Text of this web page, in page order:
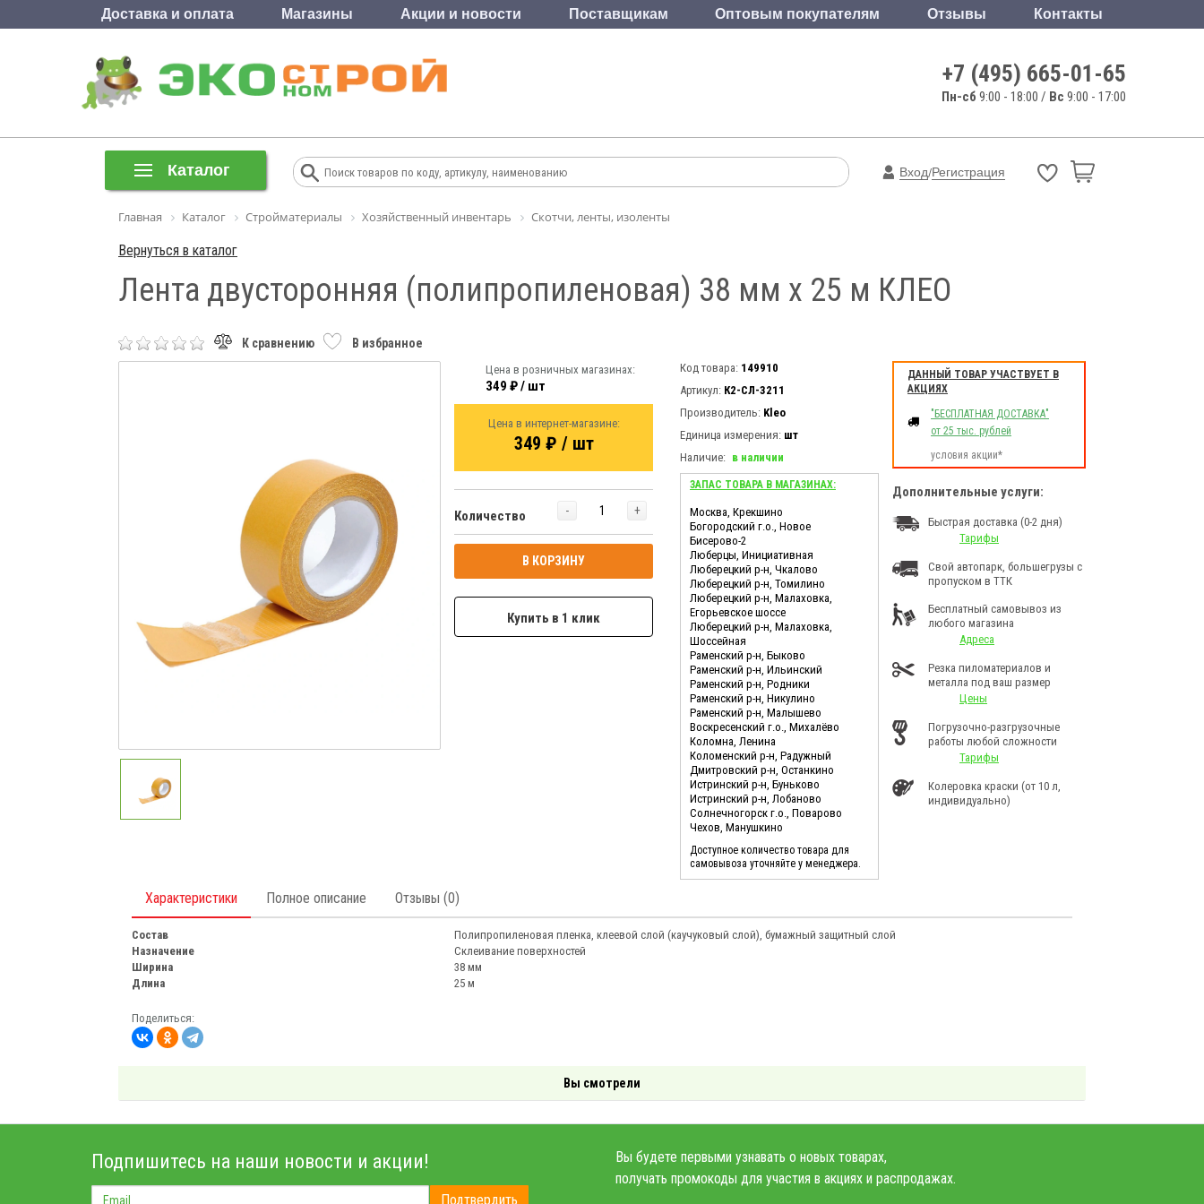
Доставка и оплата Магазины Акции и новости Поставщикам Оптовым покупателям Отзывы Контакты
+7 (495) 665-01-65
Пн-сб 9:00 - 18:00 / Вс 9:00 - 17:00
Каталог Вход/Регистрация
Главная Каталог Стройматериалы Хозяйственный инвентарь Скотчи, ленты, изоленты
Вернуться в каталог
Лента двусторонняя (полипропиленовая) 38 мм х 25 м КЛЕО
К сравнению В избранное
Цена в розничных магазинах:
349 ₽ / шт
Цена в интернет-магазине:
349 ₽ / шт
Количество - +
В КОРЗИНУ
Купить в 1 клик
Код товара: 149910
Артикул: К2-СЛ-3211
Производитель: Kleo
Единица измерения: шт
Наличие: в наличии
ЗАПАС ТОВАРА В МАГАЗИНАХ:
Москва, Крекшино
Богородский г.о., Новое
Бисерово-2
Люберцы, Инициативная
Люберецкий р-н, Чкалово
Люберецкий р-н, Томилино
Люберецкий р-н, Малаховка,
Егорьевское шоссе
Люберецкий р-н, Малаховка,
Шоссейная
Раменский р-н, Быково
Раменский р-н, Ильинский
Раменский р-н, Родники
Раменский р-н, Никулино
Раменский р-н, Малышево
Воскресенский г.о., Михалёво
Коломна, Ленина
Коломенский р-н, Радужный
Дмитровский р-н, Останкино
Истринский р-н, Буньково
Истринский р-н, Лобаново
Солнечногорск г.о., Поварово
Чехов, Манушкино
Доступное количество товара для
самовывоза уточняйте у менеджера.
ДАННЫЙ ТОВАР УЧАСТВУЕТ В
АКЦИЯХ
"БЕСПЛАТНАЯ ДОСТАВКА"
от 25 тыс. рублей
условия акции*
Дополнительные услуги:
Быстрая доставка (0-2 дня)
Тарифы
Свой автопарк, большегрузы с
пропуском в ТТК
Бесплатный самовывоз из
любого магазина
Адреса
Резка пиломатериалов и
металла под ваш размер
Цены
Погрузочно-разгрузочные
работы любой сложности
Тарифы
Колеровка краски (от 10 л,
индивидуально)
Характеристики Полное описание Отзывы (0)
Состав
Полипропиленовая пленка, клеевой слой (каучуковый слой), бумажный защитный слой
Назначение
Склеивание поверхностей
Ширина
38 мм
Длина
25 м
Поделиться:
Вы смотрели
Подпишитесь на наши новости и акции!
Подтвердить
Вы будете первыми узнавать о новых товарах,
получать промокоды для участия в акциях и распродажах.